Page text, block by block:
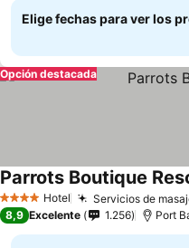
Elige fechas para ver los
Opción destacada
4 EstrellasHotel Servicios de
Parrots Boutique
8,9 Excelente 1.256 Port